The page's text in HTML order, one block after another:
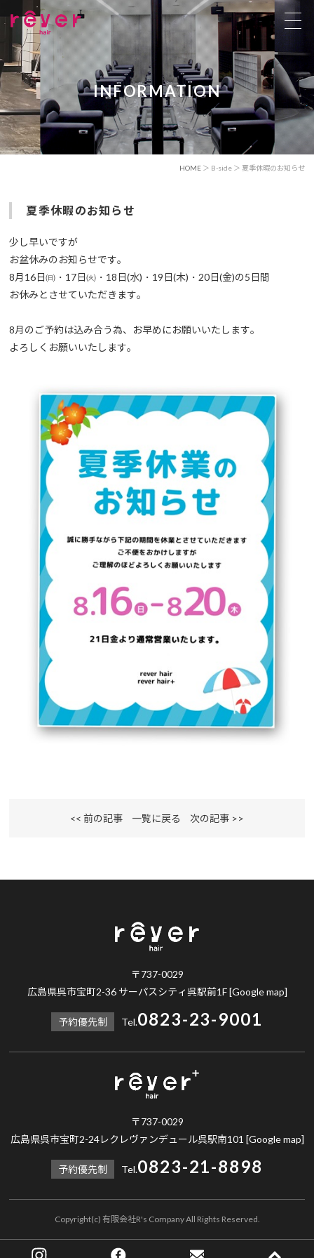
INFORMATION
HOME＞ B-side ＞ 夏季休暇のお知らせ
夏季休暇のお知らせ
少し早いですが
お盆休みのお知らせです。
8月16日㈰・17日㈫・18日(水)・19日(木)・20日(金)の5日間
お休みとさせていただきます。
8月のご予約は込み合う為、お早めにお願いいたします。
よろしくお願いいたします。
<< 前の記事 一覧に戻る 次の記事 >>
〒737-0029
広島県呉市宝町2-36 サーパスシティ呉駅前1F[Google map]
予約優先制 Tel.0823-23-9001
〒737-0029
広島県呉市宝町2-24レクレヴァンデュール呉駅南101 [Google map]
予約優先制 Tel.0823-21-8898
Copyright(c) 有限会社R's Company All Rights Reserved.